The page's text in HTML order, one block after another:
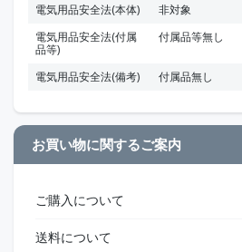
電気用品安全法(本体)
非対象
電気用品安全法(付属
品等)
付属品等無し
電気用品安全法(備考) 付属品無し
お買い物に関するご案内
ご購入について
送料について